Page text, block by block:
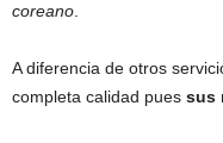
coreano
A diferencia de otros
completa calidad pues sus